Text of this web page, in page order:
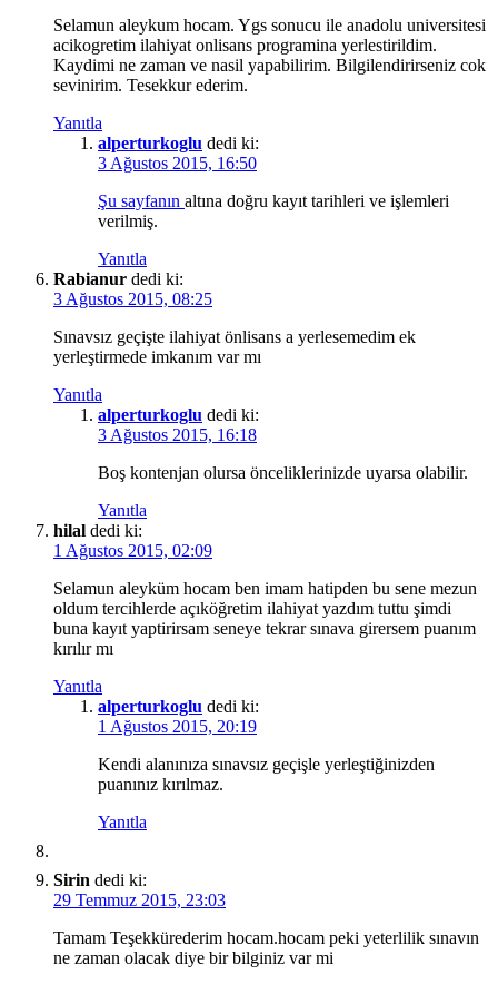
Selamun aleykum hocam. Ygs sonucu ile anadolu universitesi
acikogretim ilahiyat onlisans programina yerlestirildim.
Kaydimi ne zaman ve nasil yapabilirim. Bilgilendirirseniz cok
sevinirim. Tesekkur ederim.
Yanıtla
alperturkoglu dedi ki:
3 Ağustos 2015, 16:50
Şu sayfanın altına doğru kayıt tarihleri ve işlemleri
verilmiş.
Yanıtla
Rabianur dedi ki:
3 Ağustos 2015, 08:25
Sınavsız geçişte ilahiyat önlisans a yerlesemedim ek
yerleştirmede imkanım var mı
Yanıtla
alperturkoglu dedi ki:
3 Ağustos 2015, 16:18
Boş kontenjan olursa önceliklerinizde uyarsa olabilir.
Yanıtla
hilal dedi ki:
1 Ağustos 2015, 02:09
Selamun aleyküm hocam ben imam hatipden bu sene mezun
oldum tercihlerde açıköğretim ilahiyat yazdım tuttu şimdi
buna kayıt yaptirirsam seneye tekrar sınava girersem puanım
kırılır mı
Yanıtla
alperturkoglu dedi ki:
1 Ağustos 2015, 20:19
Kendi alanınıza sınavsız geçişle yerleştiğinizden
puanınız kırılmaz.
Yanıtla
Sirin dedi ki:
29 Temmuz 2015, 23:03
Tamam Teşekkürederim hocam.hocam peki yeterlilik sınavın
ne zaman olacak diye bir bilginiz var mi